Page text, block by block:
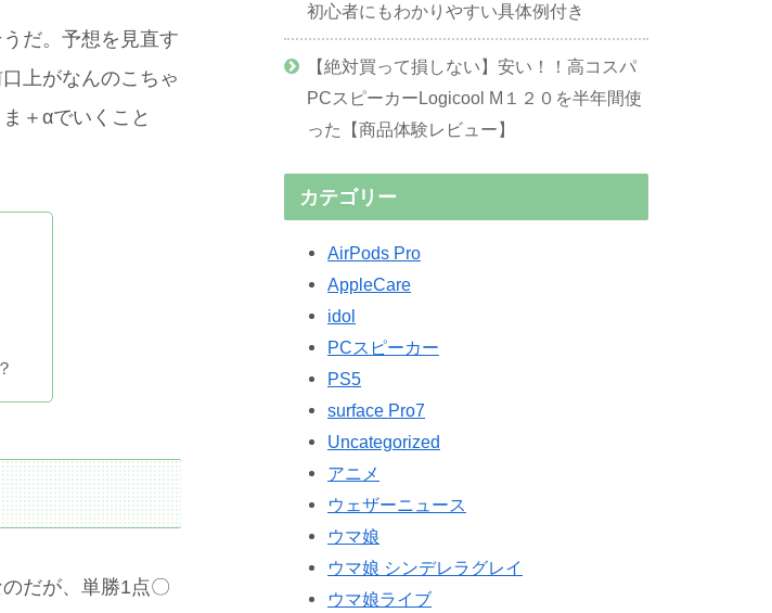
だ。予想を見直す
上がなんのこちゃ
＋αでいくこと
だが、単勝1点〇
初心者にもわかりやすい具体例付き
【絶対買って損しない】安い！！高コスパ
PCスピーカーLogicool M１２０を半年間使
った【商品体験レビュー】
カテゴリー
AirPods Pro
AppleCare
idol
PCスピーカー
PS5
surface Pro7
Uncategorized
アニメ
ウェザーニュース
ウマ娘
ウマ娘 シンデレラグレイ
ウマ娘ライブ